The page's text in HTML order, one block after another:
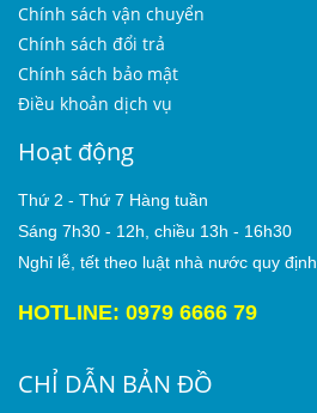
Chính sách vận chuyển
Chính sách đổi trả
Chính sách bảo mật
Điều khoản dịch vụ
Hoạt động
Thứ 2 - Thứ 7 Hàng tuần
Sáng 7h30 - 12h, chiều 13h - 16h30
Nghỉ lễ, tết theo luật nhà nước quy định
HOTLINE: 0979 6666 79
CHỈ DẪN BẢN ĐỒ